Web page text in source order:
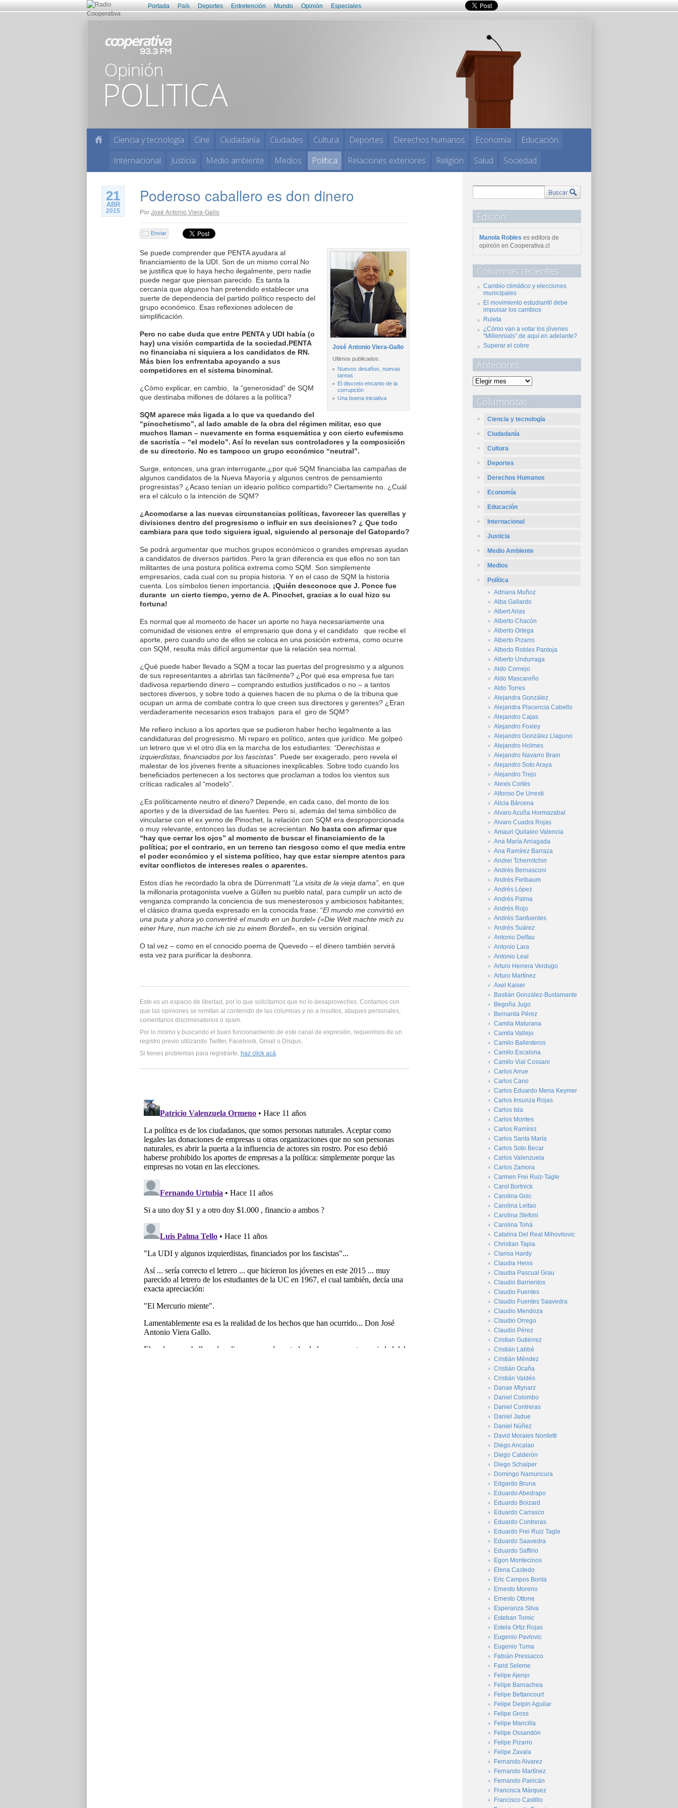
Portada País Deportes Entretención Mundo Opinión Especiales
Ciencia y tecnología Cine Ciudadanía Ciudades Cultura Deportes Derechos humanos Economía
Educación
Internacional
Justicia Medio ambiente Medios Política Relaciones exteriores Religión Salud Sociedad
21
ABR
2015
Poderoso caballero es don dinero
PorJosé Antonio Viera-Gallo
Enviar
José Antonio Viera-Gallo
Ultimos publicados:
Nuevos desafíos, nuevas
tareas
El discreto encanto de la
corrupción
Una buena iniciativa
Se puede comprender que PENTA ayudara al
financiamiento de la UDI. Son de un mismo corral.No
se justifica que lo haya hecho ilegalmente, pero nadie
puede negar que piensan parecido. Es tanta la
cercanía que algunos han pretendido establecer una
suerte de dependencia del partido político respecto del
grupo económico. Esas reflexiones adolecen de
simplificación.
Pero no cabe duda que entre PENTA y UDI había (o
hay) una visión compartida de la sociedad.PENTA
no financiaba ni siquiera a los candidatos de RN.
Más bien los enfrentaba apoyando a sus
competidores en el sistema binominal.
¿Cómo explicar, en cambio, la “generosidad” de SQM
que destinaba millones de dólares a la política?
SQM aparece más ligada a lo que va quedando del
“pinochetismo”, al lado amable de la obra del régimen militar, eso que
muchos llaman – nuevamente en forma esquemática y con cierto eufemismo
de sacristía – “el modelo”. Así lo revelan sus controladores y la composición
de su directorio. No es tampoco un grupo económico “neutral”.
Surge, entonces, una gran interrogante,¿por qué SQM financiaba las campañas de
algunos candidatos de la Nueva Mayoría y algunos centros de pensamiento
progresistas? ¿Acaso tenían un ideario político compartido? Ciertamente no. ¿Cuál
era el cálculo o la intención de SQM?
¿Acomodarse a las nuevas circunstancias políticas, favorecer las querellas y
divisiones dentro del progresismo o influir en sus decisiones? ¿ Que todo
cambiara para que todo siguiera igual, siguiendo al personaje del Gatopardo?
Se podrá argumentar que muchos grupos económicos o grandes empresas ayudan
a candidatos de diversos partidos. Pero la gran diferencia es que ellos no son tan
militantes de una postura política extrema como SQM. Son simplemente
empresarios, cada cual con su propia historia. Y en el caso de SQM la historia
cuenta. Los símbolos tienen importancia.
¡Quién desconoce que J. Ponce fue
durante un cierto tiempo, yerno de A. Pinochet, gracias a lo cual hizo su
fortuna!
Es normal que al momento de hacer un aporte no haya necesariamente una
comunidad de visiones entre el empresario que dona y el candidato que recibe el
aporte, pero cuando uno de ellos se coloca en una posición extrema, como ocurre
con SQM, resulta más difícil argumentar que la relación sea normal.
¿Qué puede haber llevado a SQM a tocar las puertas del progresismo y a algunos
de sus representantes a abrirlas tan fácilmente? ¿Por qué esa empresa fue tan
dadivosa repartiendo dinero – comprando estudios justificados o no – a tantos
sectores diversos, y sobre todo a quienes hacen de su pluma o de la tribuna que
ocupan un arma de combate contra lo que creen sus directores y gerentes? ¿Eran
verdaderamente necesarios esos trabajos para el giro de SQM?
Me refiero incluso a los aportes que se pudieron haber hecho legalmente a las
candidaturas del progresismo. Mi reparo es político, antes que jurídico. Me golpeó
un letrero que vi el otro día en la marcha de los estudiantes: “Derechistas e
izquierdistas, financiados por los fascistas” . Puede ser exagerado, pero revela el
malestar de los jóvenes frente a situaciones inexplicables. Sobre todo cuando los
beneficiados pertenecen a los sectores que proclaman a todos los vientos sus
críticas radicales al “modelo”.
¿Es políticamente neutro el dinero? Depende, en cada caso, del monto de los
aportes y de la diversidad de las fuentes. Pero si, además del tema simbólico de
vincularse con el ex yerno de Pinochet, la relación con SQM era desproporcionada
o muy relevante, entonces las dudas se acrecientan. No basta con afirmar que
“hay que cerrar los ojos” al momento de buscar el financiamiento de la
política; por el contrario, en un terreno tan riesgoso como el que media entre
el poder económico y el sistema político, hay que estar siempre atentos para
evitar conflictos de intereses reales o aparentes.
Estos días he recordado la obra de Dürrenmatt “La visita de la vieja dama”, en que
la millonaria protagonista vuelve a Güllen su pueblo natal, para cumplir un acto de
venganza comprando la conciencia de sus menesterosos y ambiciosos habitantes;
el clásico drama queda expresado en la conocida frase: “El mundo me convirtió en
una puta y ahora yo convertiré el mundo en un burdel» («Die Welt machte mich zu
einer Hure, nun mache ich sie zu einem Bordell», en su versión original.
O tal vez – como en el conocido poema de Quevedo – el dinero también servirá
esta vez para purificar la deshonra.
Este es un espacio de libertad, por lo que solicitamos que no lo desaproveches. Contamos con
que las opiniones se remitan al contenido de las columnas y no a insultos, ataques personales,
comentarios discriminatorios o spam.
Por lo mismo y buscando el buen funcionamiento de este canal de expresión, requerimos de un
registro previo utilizando Twitter, Facebook, Gmail o Disqus.
Si tienes problemas para registrarte, haz click acá.
Edición
Manola Robles es editora de
opinión en Cooperativa.cl
Columnas recientes
Cambio climático y elecciones
municipales
El movimiento estudiantil debe
impulsar los cambios
Ruleta
¿Cómo van a votar los jóvenes
“Millennials” de aquí en adelante?
Superar el cobre
Anteriores
Columnistas
Ciencia y tecnología
Ciudadanía
Cultura
Deportes
Derechos Humanos
Economía
Educación
Internacional
Justicia
Medio Ambiente
Medios
Política
Adriana Muñoz
Alba Gallardo
Albert Arias
Alberto Chacón
Alberto Ortega
Alberto Pizarro
Alberto Robles Pantoja
Alberto Undurraga
Aldo Cornejo
Aldo Mascareño
Aldo Torres
Alejandra González
Alejandra Placencia Cabello
Alejandro Cajas
Alejandro Foxley
Alejandro González Llaguno
Alejandro Holmes
Alejandro Navarro Brain
Alejandro Soto Araya
Alejandro Trejo
Alexis Cortés
Alfonso De Urresti
Alicia Bárcena
Alvaro Acuña Hormazabal
Alvaro Cuadra Rojas
Amauri Quilaleo Valencia
Ana María Arriagada
Ana Ramírez Barraza
Andrei Tchernitchin
Andrés Bernasconi
Andrés Fielbaum
Andrés López
Andrés Palma
Andrés Rojo
Andrés Sanfuentes
Andrés Suárez
Antonio Delfau
Antonio Lara
Antonio Leal
Arturo Herrera Verdugo
Arturo Martínez
Axel Kaiser
Bastián González-Bustamante
Begoña Jugo
Bernarda Pérez
Camila Maturana
Camila Vallejo
Camilo Ballesteros
Camilo Escalona
Camilo Vial Cossani
Carlos Arrue
Carlos Cano
Carlos Eduardo Mena Keymer
Carlos Insunza Rojas
Carlos Isla
Carlos Montes
Carlos Ramírez
Carlos Santa María
Carlos Soto Becar
Carlos Valenzuela
Carlos Zamora
Carmen Frei Ruiz-Tagle
Carol Bortnick
Carolina Goic
Carolina Leitao
Carolina Stefoni
Carolina Tohá
Catalina Del Real Mihovilovic
Christian Tapia
Clarisa Hardy
Claudia Heiss
Claudia Pascual Grau
Claudio Barrientos
Claudio Fuentes
Claudio Fuentes Saavedra
Claudio Mendoza
Claudio Orrego
Claudio Pérez
Cristian Gutiérrez
Cristián Labbé
Cristián Méndez
Cristián Ocaña
Cristián Valdés
Danae Mlynarz
Daniel Colombo
Daniel Contreras
Daniel Jadue
Daniel Núñez
David Morales Nordetti
Diego Ancalao
Diego Calderón
Diego Schalper
Domingo Namuncura
Edgardo Bruna
Eduardo Abedrapo
Eduardo Boizard
Eduardo Carrasco
Eduardo Contreras
Eduardo Frei Ruiz Tagle
Eduardo Saavedra
Eduardo Saffirio
Egon Montecinos
Elena Castedo
Eric Campos Bonta
Ernesto Moreno
Ernesto Ottone
Esperanza Silva
Esteban Tomic
Estela Ortiz Rojas
Eugenio Pavlovic
Eugenio Tuma
Fabián Pressacco
Farid Seleme
Felipe Ajenjo
Felipe Barnachea
Felipe Bettancourt
Felipe Delpin Aguilar
Felipe Gross
Felipe Mancilla
Felipe Ossandón
Felipe Pizarro
Felipe Zavala
Fernando Alvarez
Fernando Martínez
Fernando Pairicán
Francisca Márquez
Francisco Castillo